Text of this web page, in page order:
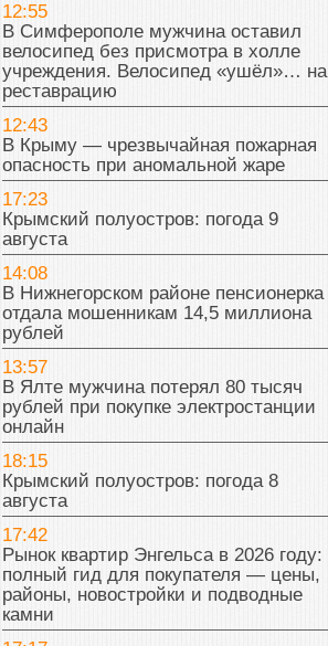
12:55
В Симферополе мужчина оставил
велосипед без присмотра в холле
учреждения. Велосипед «ушёл»… на
реставрацию
12:43
В Крыму — чрезвычайная пожарная
опасность при аномальной жаре
17:23
Крымский полуостров: погода 9
августа
14:08
В Нижнегорском районе пенсионерка
отдала мошенникам 14,5 миллиона
рублей
13:57
В Ялте мужчина потерял 80 тысяч
рублей при покупке электростанции
онлайн
18:15
Крымский полуостров: погода 8
августа
17:42
Рынок квартир Энгельса в 2026 году:
полный гид для покупателя — цены,
районы, новостройки и подводные
камни